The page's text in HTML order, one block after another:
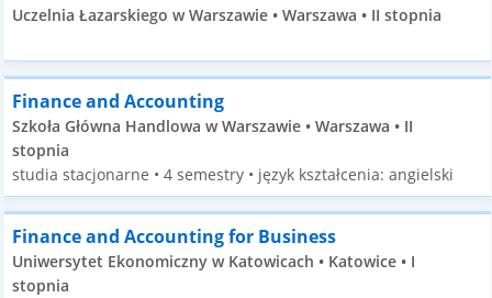
Uczelnia Łazarskiego w Warszawie • Warszawa • II stopnia
Finance and Accounting
Szkoła Główna Handlowa w Warszawie • Warszawa • II
stopnia
studia stacjonarne • 4 semestry • język kształcenia: angielski
Finance and Accounting for Business
Uniwersytet Ekonomiczny w Katowicach • Katowice • I
stopnia